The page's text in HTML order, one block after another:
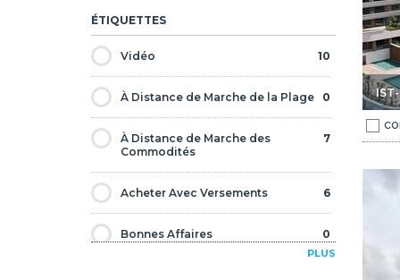
ÉTIQUETTES
Vidéo 10
À Distance de Marche de la Plage 0
À Distance de Marche des
Commodités
7
Acheter Avec Versements 6
Bonnes Affaires 0
PLUS
Umraniye Istanbul 1Immobiliers Bureau À Domicile Adaptable À Umraniye